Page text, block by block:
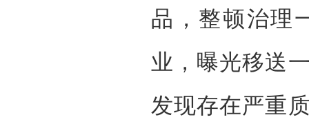
品，整顿治理
业，曝光移送
发现存在严重